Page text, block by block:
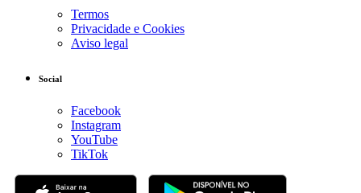
Termos
Privacidade e Cookies
Aviso legal
Social
Facebook
Instagram
YouTube
TikTok